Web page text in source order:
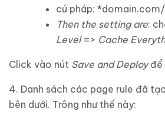
cú pháp:
Then the setting are:
Level=> Cache
Click vào nút Save and Deployđể
4. Danh sách các page rule đã
bên dưới. Trông như thế này: